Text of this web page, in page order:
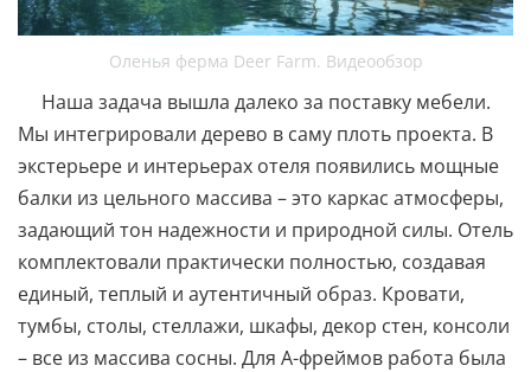
Оленья ферма Deer Farm. Видеообзор
Наша задача вышла далеко за поставку мебели.
Мы интегрировали дерево в саму плоть проекта. В
экстерьере и интерьерах отеля появились мощные
балки из цельного массива – это каркас атмосферы,
задающий тон надежности и природной силы. Отель
комплектовали практически полностью, создавая
единый, теплый и аутентичный образ. Кровати,
тумбы, столы, стеллажи, шкафы, декор стен, консоли
– все из массива сосны. Для А-фреймов работа была